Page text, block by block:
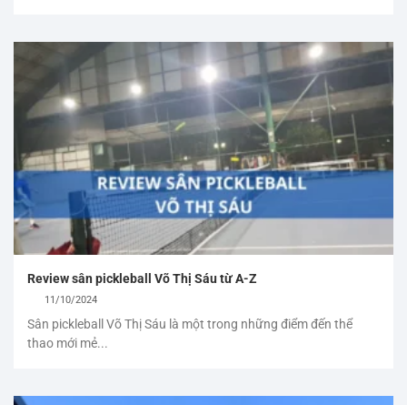
Review sân pickleball Võ Thị Sáu từ A-Z
11/10/2024
Sân pickleball Võ Thị Sáu là một trong những điểm đến thể
thao mới mẻ...